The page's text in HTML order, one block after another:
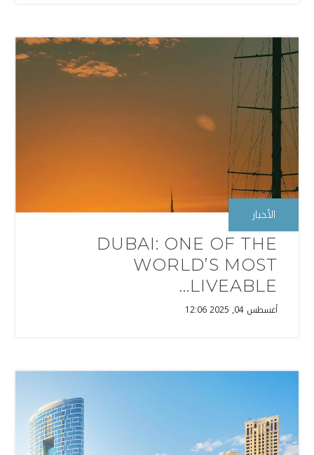
الأخبار
DUBAI: ONE OF THE
WORLD’S MOST
LIVEABLE...
أغسطس 04, 2025 12:06